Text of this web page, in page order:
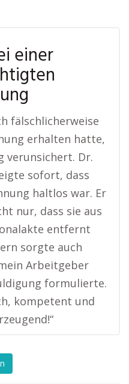
einer
fälschlicherweise
erhalten hatte,
verunsichert. Dr.
sofort, dass
haltlos war. Er
nur, dass sie aus
entfernt
sorgte auch
Arbeitgeber
formulierte.
kompetent und